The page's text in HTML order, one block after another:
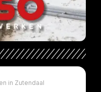
in Zutendaal